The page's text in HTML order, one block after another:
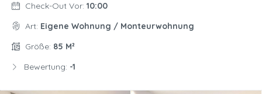
Check-Out Vor: 10:00
Art: Eigene Wohnung / Monteurwohnung
Größe: 85 M²
Bewertung: -1